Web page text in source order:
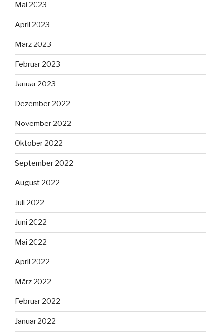
Mai 2023
April 2023
März 2023
Februar 2023
Januar 2023
Dezember 2022
November 2022
Oktober 2022
September 2022
August 2022
Juli 2022
Juni 2022
Mai 2022
April 2022
März 2022
Februar 2022
Januar 2022